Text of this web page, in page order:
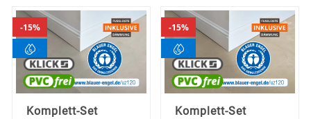
15%
Komplett-Set
15%
Komplett-Set